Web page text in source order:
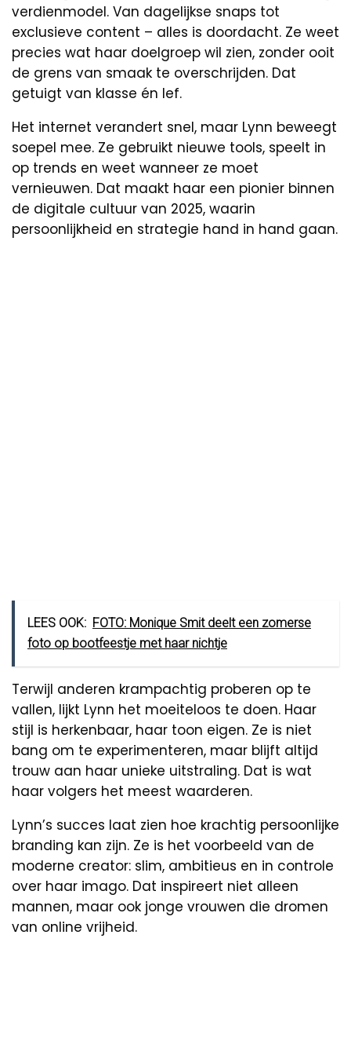
verdienmodel. Van dagelijkse snaps tot
exclusieve content – alles is doordacht. Ze weet
precies wat haar doelgroep wil zien, zonder ooit
de grens van smaak te overschrijden. Dat
getuigt van klasse én lef.
Het internet verandert snel, maar Lynn beweegt
soepel mee. Ze gebruikt nieuwe tools, speelt in
op trends en weet wanneer ze moet
vernieuwen. Dat maakt haar een pionier binnen
de digitale cultuur van 2025, waarin
persoonlijkheid en strategie hand in hand gaan.
LEES OOK: FOTO: Monique Smit deelt een zomerse
foto op bootfeestje met haar nichtje
Terwijl anderen krampachtig proberen op te
vallen, lijkt Lynn het moeiteloos te doen. Haar
stijl is herkenbaar, haar toon eigen. Ze is niet
bang om te experimenteren, maar blijft altijd
trouw aan haar unieke uitstraling. Dat is wat
haar volgers het meest waarderen.
Lynn’s succes laat zien hoe krachtig persoonlijke
branding kan zijn. Ze is het voorbeeld van de
moderne creator: slim, ambitieus en in controle
over haar imago. Dat inspireert niet alleen
mannen, maar ook jonge vrouwen die dromen
van online vrijheid.